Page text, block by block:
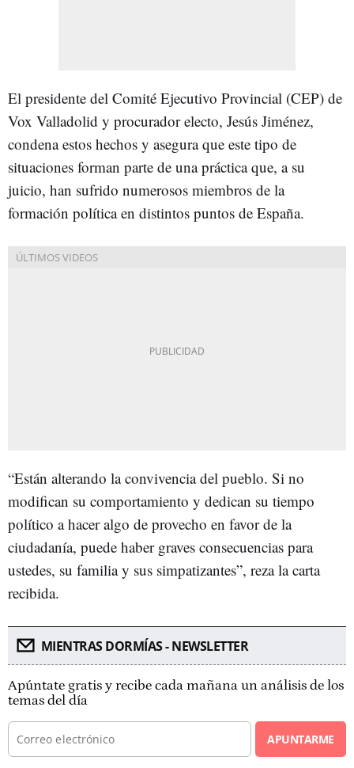
El presidente del Comité Ejecutivo Provincial (CEP) de
Vox Valladolid y procurador electo, Jesús Jiménez,
condena estos hechos y asegura que este tipo de
situaciones forman parte de una práctica que, a su
juicio, han sufrido numerosos miembros de la
formación política en distintos puntos de España.
“Están alterando la convivencia del pueblo. Si no
modifican su comportamiento y dedican su tiempo
político a hacer algo de provecho en favor de la
ciudadanía, puede haber graves consecuencias para
ustedes, su familia y sus simpatizantes”, reza la carta
recibida.
MIENTRAS DORMÍAS - NEWSLETTER
Apúntate gratis y recibe cada mañana un análisis de los
temas del día
APUNTARME